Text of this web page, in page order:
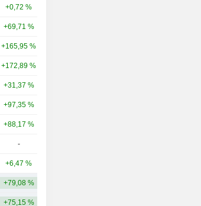
+0,72 %
+69,71 %
+165,95 %
+172,89 %
+31,37 %
+97,35 %
+88,17 %
-
+6,47 %
+79,08 %
+75,15 %